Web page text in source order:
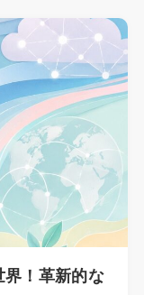
！革新的な